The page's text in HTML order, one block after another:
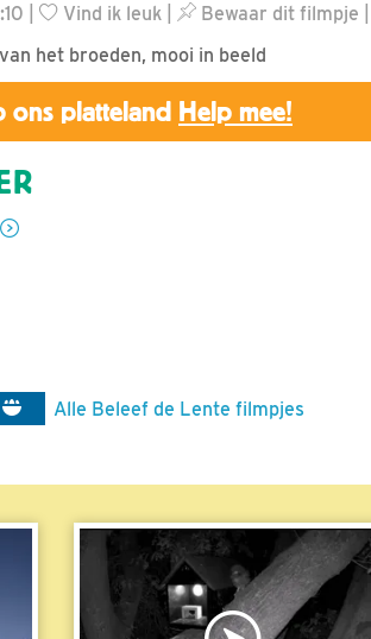
| Vind ik leuk Bewaar dit filmpje
het broeden, mooi in beeld
ons platteland Help mee!
Alle Beleef de Lente filmpjes